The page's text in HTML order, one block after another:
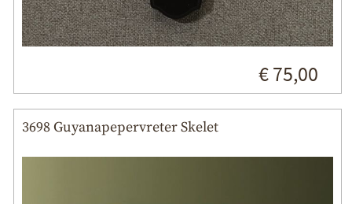
€ 75,00
3698 Guyanapepervreter Skelet